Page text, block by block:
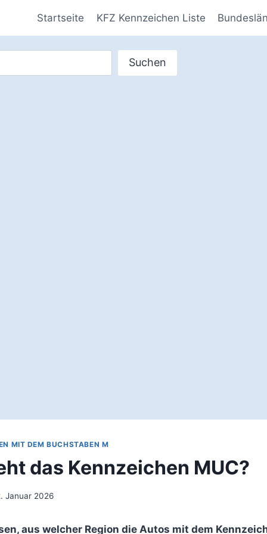
Startseite KFZ Kennzeichen Liste
Suchen
MIT DEM BUCHSTABEN M
das Kennzeichen MUC?
Januar 2026
aus welcher Region die Autos mit dem